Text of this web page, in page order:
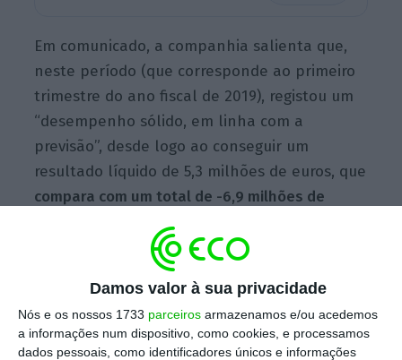
Damos valor à sua privacidade
Nós e os nossos 1733 parceiros armazenamos e/ou acedemos
a informações num dispositivo, como cookies, e processamos
dados pessoais, como identificadores únicos e informações
Em comunicado, a companhia salienta que,
neste período (que corresponde ao primeiro
trimestre do ano fiscal de 2019), registou um
“desempenho sólido, em linha com a
previsão”, desde logo ao conseguir um
resultado líquido de 5,3 milhões de euros, que
compara com um total de -6,9 milhões de
Ryanair, Google e eDreams chegam a acordo sobre
anúncios
Ler Mais